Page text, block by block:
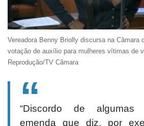
Vereadora Benny Briolly discursa na Câmara
votação de auxílio para mulheres vítimas de
Reprodução/TV Câmara
“Discordo de algumas
emenda que diz, por